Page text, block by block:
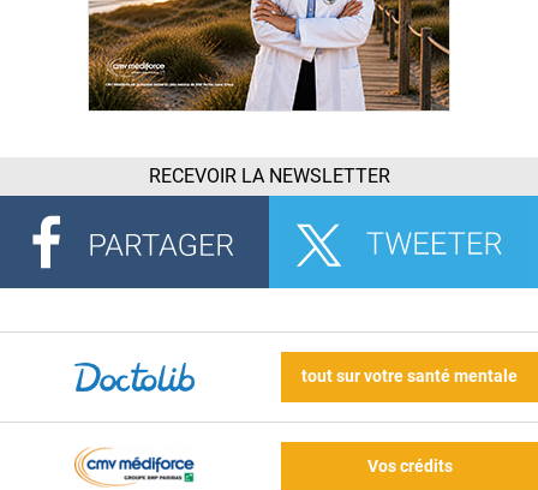
RECEVOIR LA NEWSLETTER
tout sur votre santé mentale
Vos crédits